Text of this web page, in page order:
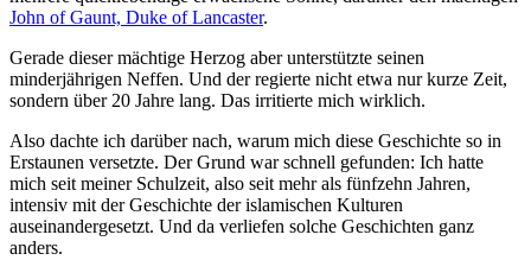
John of Gaunt, Duke of Lancaster.
Gerade dieser mächtige Herzog aber unterstützte seinen
minderjährigen Neffen. Und der regierte nicht etwa nur kurze Zeit,
sondern über 20 Jahre lang. Das irritierte mich wirklich.
Also dachte ich darüber nach, warum mich diese Geschichte so in
Erstaunen versetzte. Der Grund war schnell gefunden: Ich hatte
mich seit meiner Schulzeit, also seit mehr als fünfzehn Jahren,
intensiv mit der Geschichte der islamischen Kulturen
auseinandergesetzt. Und da verliefen solche Geschichten ganz
anders.